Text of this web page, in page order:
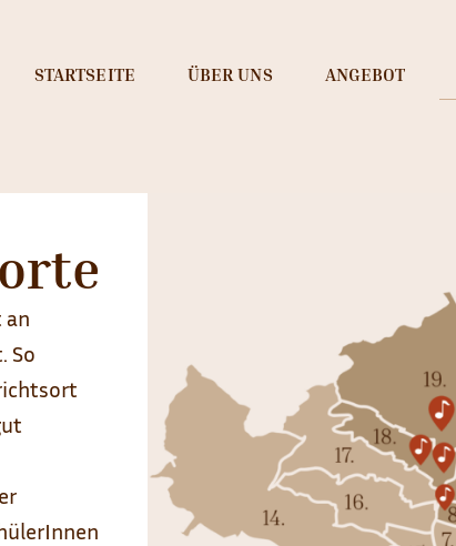
STARTSEITE ÜBER UNS ANGEBOT
So